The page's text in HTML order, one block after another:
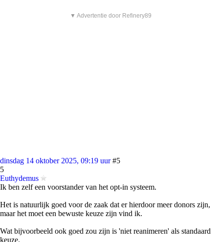
▼ Advertentie door Refinery89
dinsdag 14 oktober 2025, 09:19 uur #5
5
Euthydemus
Ik ben zelf een voorstander van het opt-in systeem.
Het is natuurlijk goed voor de zaak dat er hierdoor meer donors zijn,
maar het moet een bewuste keuze zijn vind ik.
Wat bijvoorbeeld ook goed zou zijn is 'niet reanimeren' als standaard
keuze.